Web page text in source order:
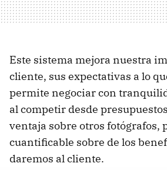
Este sistema mejora nuestra
cliente, sus expectativas a lo
permite negociar con
al competir desde
ventaja sobre otros fotógrafos,
cuantificable sobre de los
daremos al cliente.